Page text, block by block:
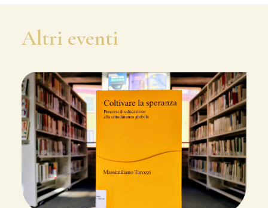
Altri eventi